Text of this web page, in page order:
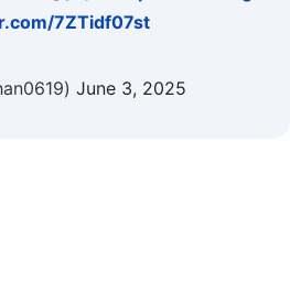
7ZTidf07st
June 3, 2025